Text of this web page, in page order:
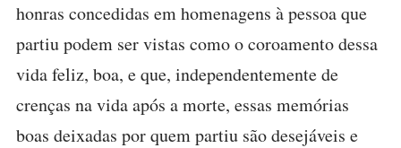
honras concedidas em homenagens à pessoa que
partiu podem ser vistas como o coroamento dessa
vida feliz, boa, e que, independentemente de
crenças na vida após a morte, essas memórias
boas deixadas por quem partiu são desejáveis e